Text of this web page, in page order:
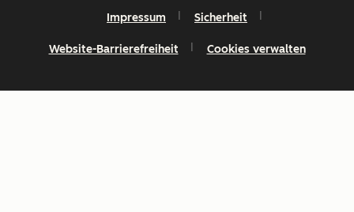
Impressum Sicherheit
Website-Barrierefreiheit Cookies verwalten